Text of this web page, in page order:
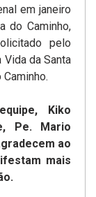
em janeiro
do Caminho,
pelo
da Santa
Kiko
Pe. Mario
ao
mais